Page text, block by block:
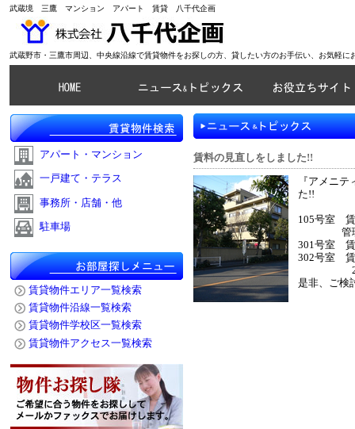
武蔵境 三鷹 マンション アパート 賃貸 八千代企画
武蔵野市・三鷹市周辺、中央線沿線で賃貸物件をお探しの方、貸したい方のお手伝い、お気軽に
アパート・マンション
一戸建て・テラス
事務所・店舗・他
駐車場
賃貸物件エリア一覧検索
賃貸物件沿線一覧検索
賃貸物件学校区一覧検索
賃貸物件アクセス一覧検索
賃料の見直しをしました!!
『アメニ
た!!
105号室
管理費
301号室 賃
302号室 賃
2部屋
是非、ご検